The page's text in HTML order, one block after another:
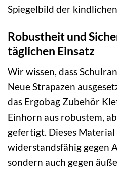
Spiegelbild der
Robustheit und
täglichen Einsatz
Wir wissen, dass
Neue Strapazen
das Ergobag Zubehör
Einhorn aus robustem,
gefertigt. Dieses
widerstandsfähig gegen
sondern auch gegen